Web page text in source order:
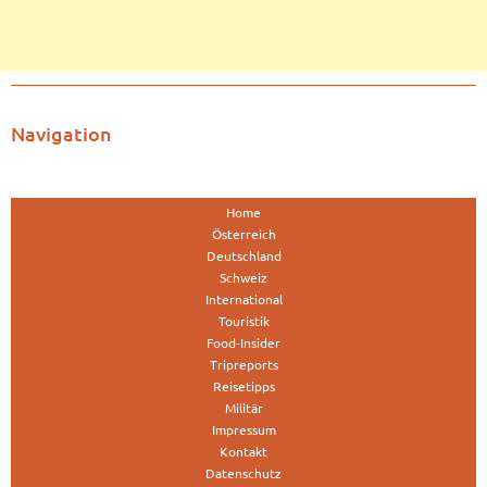
Navigation
Home
Österreich
Deutschland
Schweiz
International
Touristik
Food-Insider
Tripreports
Reisetipps
Militär
Impressum
Kontakt
Datenschutz